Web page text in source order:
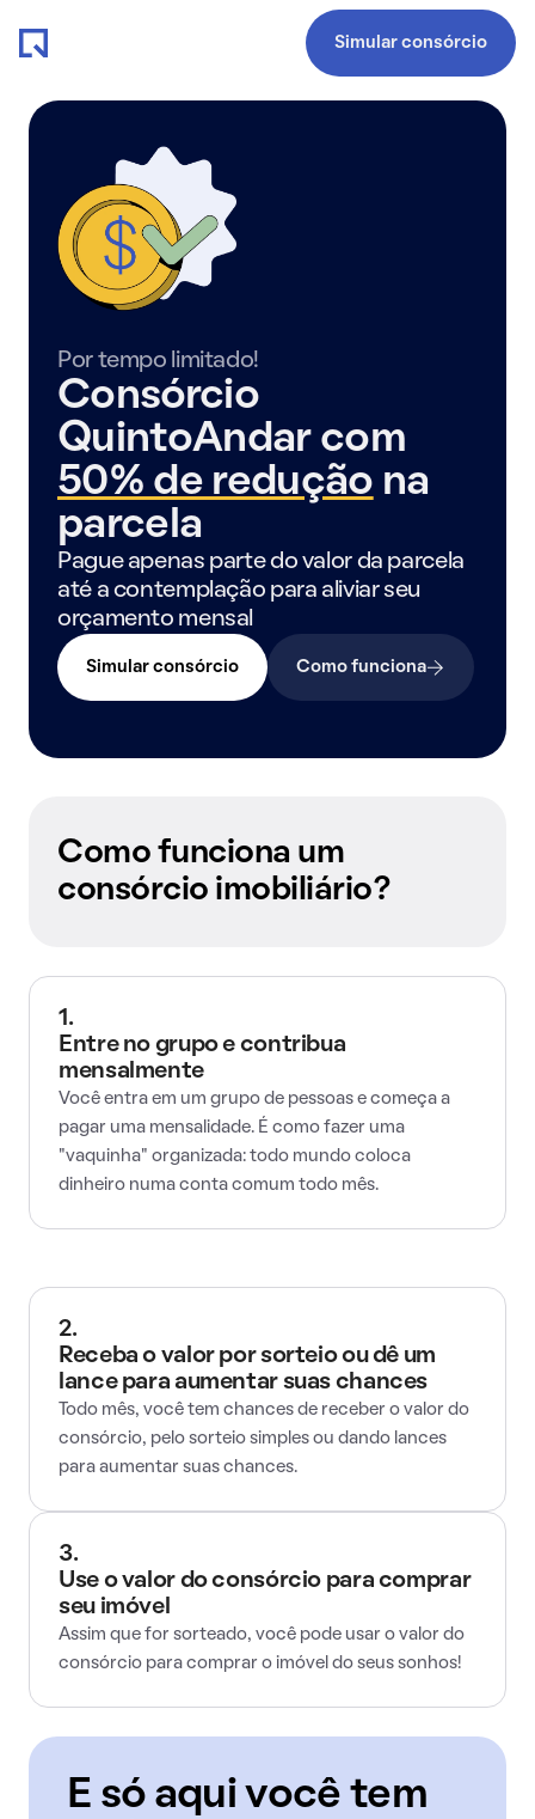
Simular consórcio
Por tempo limitado!
Consórcio
QuintoAndar com
50% de redução na
parcela
Pague apenas parte do valor da parcela
até a contemplação para aliviar seu
orçamento mensal
Simular consórcio Como funciona
Como funciona um
consórcio imobiliário?
1.
Entre no grupo e contribua
mensalmente
Você entra em um grupo de pessoas e começa a
pagar uma mensalidade. É como fazer uma
"vaquinha" organizada: todo mundo coloca
dinheiro numa conta comum todo mês.
2.
Receba o valor por sorteio ou dê um
lance para aumentar suas chances
Todo mês, você tem chances de receber o valor do
consórcio, pelo sorteio simples ou dando lances
para aumentar suas chances.
3.
Use o valor do consórcio para comprar
seu imóvel
Assim que for sorteado, você pode usar o valor do
consórcio para comprar o imóvel do seus sonhos!
E só aqui você tem